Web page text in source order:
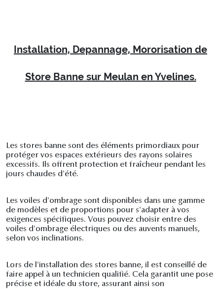
Installation, Depannage, Mororisation de
Store Banne sur Meulan en Yvelines.
Les stores banne sont des éléments primordiaux pour
protéger vos espaces extérieurs des rayons solaires
excessifs. Ils offrent protection et fraîcheur pendant les
jours chaudes d'été.
Les voiles d'ombrage sont disponibles dans une gamme
de modèles et de proportions pour s'adapter à vos
exigences spécifiques. Vous pouvez choisir entre des
voiles d'ombrage électriques ou des auvents manuels,
selon vos inclinations.
Lors de l'installation des stores banne, il est conseillé de
faire appel à un technicien qualifié. Cela garantit une pose
précise et idéale du store, assurant ainsi son